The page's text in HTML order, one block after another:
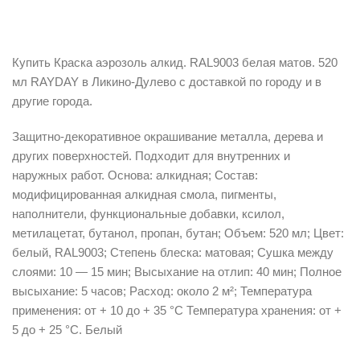
Купить Краска аэрозоль алкид. RAL9003 белая матов. 520
мл RAYDAY в Ликино-Дулево с доставкой по городу и в
другие города.
Защитно-декоративное окрашивание металла, дерева и
других поверхностей. Подходит для внутренних и
наружных работ. Основа: алкидная; Состав:
модифицированная алкидная смола, пигменты,
наполнители, функциональные добавки, ксилол,
метилацетат, бутанол, пропан, бутан; Объем: 520 мл; Цвет:
белый, RAL9003; Степень блеска: матовая; Сушка между
слоями: 10 — 15 мин; Высыхание на отлип: 40 мин; Полное
высыхание: 5 часов; Расход: около 2 м²; Температура
применения: от + 10 до + 35 °С Температура хранения: от +
5 до + 25 °С. Белый